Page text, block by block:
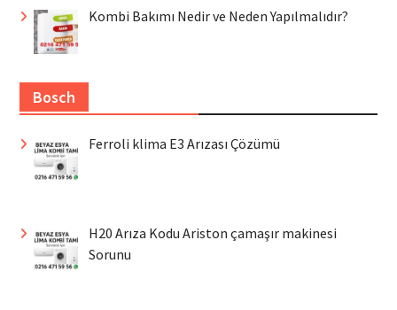
Kombi Bakımı Nedir ve Neden Yapılmalıdır?
Bosch
Ferroli klima E3 Arızası Çözümü
H20 Arıza Kodu Ariston çamaşır makinesi
Sorunu